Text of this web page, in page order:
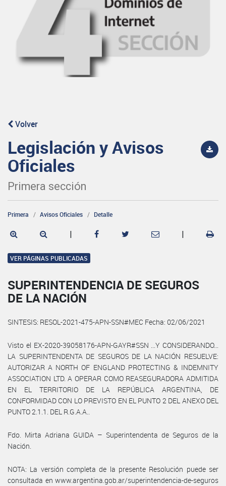
Volver
Legislación y Avisos
Oficiales
Primera sección
Primera Avisos Oficiales Detalle
| |
VER PÁGINAS PUBLICADAS
SUPERINTENDENCIA DE SEGUROS
DE LA NACIÓN
SINTESIS: RESOL-2021-475-APN-SSN#MEC Fecha: 02/06/2021
Visto el EX-2020-39058176-APN-GAYR#SSN ...Y CONSIDERANDO...
LA SUPERINTENDENTA DE SEGUROS DE LA NACIÓN RESUELVE:
AUTORIZAR A NORTH OF ENGLAND PROTECTING & INDEMNITY
ASSOCIATION LTD. A OPERAR COMO REASEGURADORA ADMITIDA
EN EL TERRITORIO DE LA REPÚBLICA ARGENTINA, DE
CONFORMIDAD CON LO PREVISTO EN EL PUNTO 2 DEL ANEXO DEL
PUNTO 2.1.1. DEL R.G.A.A..
Fdo. Mirta Adriana GUIDA – Superintendenta de Seguros de la
Nación.
NOTA: La versión completa de la presente Resolución puede ser
consultada en www.argentina.gob.ar/superintendencia-de-seguros